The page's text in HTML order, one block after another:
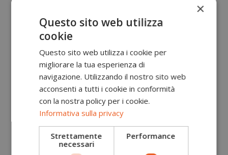
×
Questo sito web utilizza
cookie
Questo sito web utilizza i cookie per
migliorare la tua esperienza di
navigazione. Utilizzando il nostro sito web
acconsenti a tutti i cookie in conformità
con la nostra policy per i cookie.
Informativa sulla privacy
Strettamente
necessari
Performance